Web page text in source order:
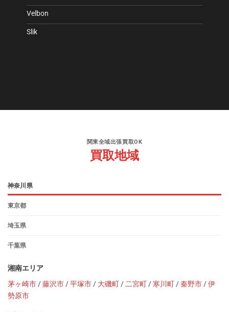
Velbon
Slik
関東全域出張買取OK
買取地域
神奈川県
東京都
埼玉県
千葉県
湘南エリア
茅ヶ崎市/藤沢市/平塚市/ 大磯町/二宮町/寒川町/秦野市/伊
勢原市